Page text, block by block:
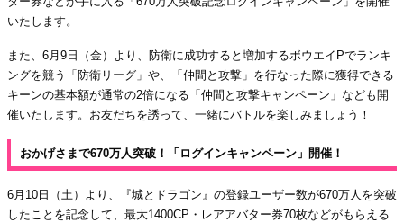
いたします。
また、6月9日（金）より、防衛に成功すると増加するボウエイPでランキ
ングを競う「防衛リーグ」や、「仲間と攻撃」を行なった際に獲得できる
キーンの基本額が通常の2倍になる「仲間と攻撃キャンペーン」なども開
催いたします。お友だちを誘って、一緒にバトルを楽しみましょう！
おかげさまで670万人突破！「ログインキャンペーン」開催！
6月10日（土）より、『城とドラゴン』の登録ユーザー数が670万人を突破
したことを記念して、最大1400CP・レアアバター券70枚などがもらえる